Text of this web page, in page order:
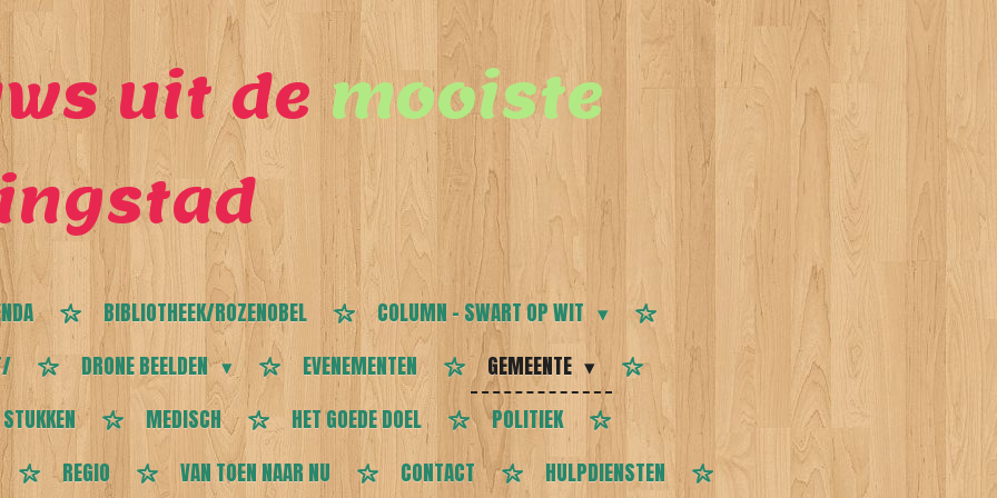
uit demooiste
BIBLIOTHEEK/ROZENOBEL
COLUMN - SWART OP WIT
DRONE BEELDEN EVENEMENTEN
GEMEENTE
MEDISCH HET GOEDE DOEL
POLITIEK
REGIO VAN TOEN NAAR NU CONTACT
HULPDIENSTEN